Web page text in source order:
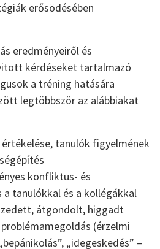
erősödésében
eredményeiről és
kérdéseket tartalmazó
a tréning hatására
legtöbbször az alábbiakat
tanulók figyelmének
konfliktus- és
tanulókkal és a kollégákkal
átgondolt, higgadt
(érzelmi
„idegeskedés” –